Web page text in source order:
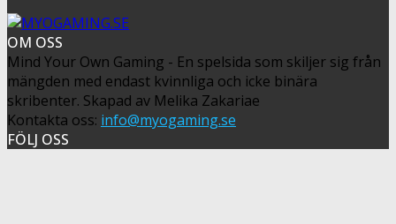
OM OSS
Mind Your Own Gaming - En spelsida som skiljer sig från
mängden med endast kvinnliga och icke binära
skribenter. Skapad av Melika Zakariae
Kontakta oss: info@myogaming.se
FÖLJ OSS